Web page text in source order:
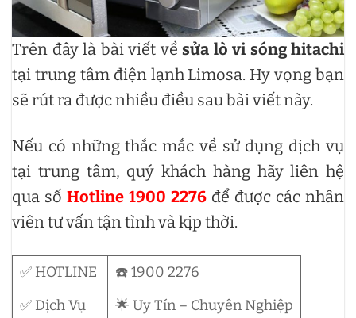
Trên đây là bài viết về sửa lò vi sóng hitachi
tại trung tâm điện lạnh Limosa. Hy vọng bạn
sẽ rút ra được nhiều điều sau bài viết này.
Nếu có những thắc mắc về sử dụng dịch vụ
tại trung tâm, quý khách hàng hãy liên hệ
qua số Hotline 1900 2276 để được các nhân
viên tư vấn tận tình và kịp thời.
✅ HOTLINE
☎️ 1900 2276
✅ Dịch Vụ
🌟 Uy Tín – Chuyên Nghiệp